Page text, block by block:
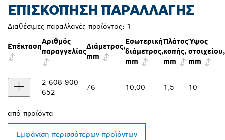
ΕΠΙΣΚΌΠΗΣΗ ΠΑΡΑΛΛΑΓΉΣ
Διαθέσιμες παραλλαγές προϊόντος: 1
Επέκταση
Αριθμός
παραγγελίας
Διάμετρος,
mm
Εσωτερική
διάμετρος,
mm
Πλάτος
κοπής,
mm
Ύψος
στοιχείου,
mm
2 608 900
652
76 10,00 1,5 10
από προϊόντα
Εμφάνιση περισσότερων προϊόντων